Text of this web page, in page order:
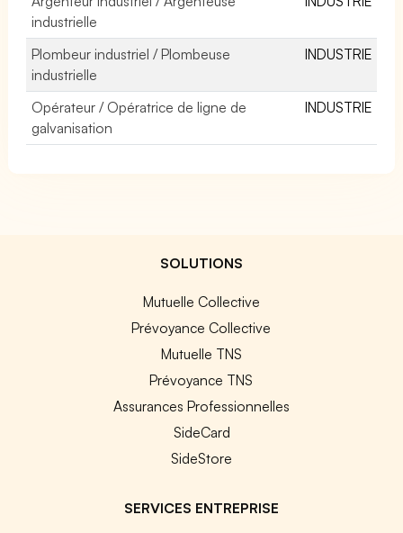
industrielle
Plombeur industriel / Plombeuse
industrielle
INDUSTRIE
Opérateur / Opératrice de ligne de
galvanisation
INDUSTRIE
SOLUTIONS
Mutuelle Collective
Prévoyance Collective
Mutuelle TNS
Prévoyance TNS
Assurances Professionnelles
SideCard
SideStore
SERVICES ENTREPRISE